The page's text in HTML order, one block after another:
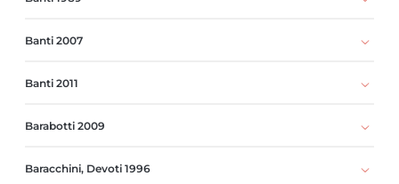
Banti 2007
Banti 2011
Barabotti 2009
Baracchini, Devoti 1996